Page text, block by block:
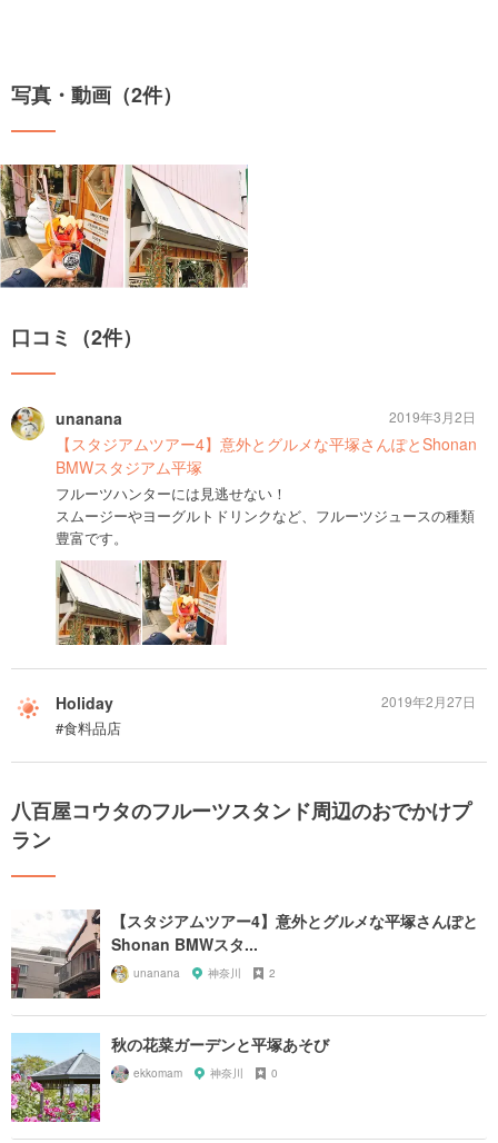
写真・動画（2件）
口コミ（2件）
unanana
【スタジアムツアー4】意外とグルメな平塚さんぽとShonan
BMWスタジアム平塚
フルーツハンターには見逃せない！
スムージーやヨーグルトドリンクなど、フルーツジュースの種類
豊富です。
2019年3月2日
Holiday
#食料品店
2019年2月27日
八百屋コウタのフルーツスタンド周辺のおでかけプ
ラン
【スタジアムツアー4】意外とグルメな平塚さんぽと
Shonan BMWスタ...
unanana 神奈川 2
秋の花菜ガーデンと平塚あそび
ekkomam 神奈川 0